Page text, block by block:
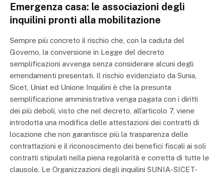
Emergenza casa: le associazioni degli
inquilini pronti alla mobilitazione
Sempre più concreto il rischio che, con la caduta del
Governo, la conversione in Legge del decreto
semplificazioni avvenga senza considerare alcuni degli
emendamenti presentati. Il rischio evidenziato da Sunia,
Sicet, Uniat ed Unione Inquilini è che la presunta
semplificazione amministrativa venga pagata con i diritti
dei più deboli, visto che nel decreto, all’articolo 7, viene
introdotta una modifica delle attestazioni dei contratti di
locazione che non garantisce più la trasparenza delle
contrattazioni e il riconoscimento dei benefici fiscali ai soli
contratti stipulati nella piena regolarità e corretta di tutte le
clausole. Le Organizzazioni degli inquilini SUNIA-SICET-